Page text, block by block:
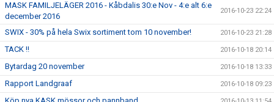
MASK FAMILJELÄGER 2016 - Kåbdalis 30:e Nov - 4:e alt 6:e
december 2016
2016-10-23 22:24
SWIX - 30% på hela Swix sortiment tom 10 november! 2016-10-23 21:28
TACK !! 2016-10-18 20:14
Bytardag 20 november 2016-10-18 13:33
Rapport Landgraaf 2016-10-18 09:23